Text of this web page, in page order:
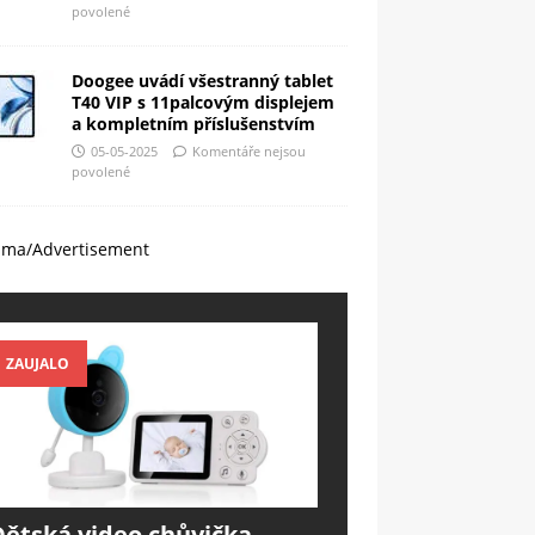
povolené
Doogee uvádí všestranný tablet
T40 VIP s 11palcovým displejem
a kompletním příslušenstvím
05-05-2025
Komentáře nejsou
povolené
Advertisement
ZAUJALO